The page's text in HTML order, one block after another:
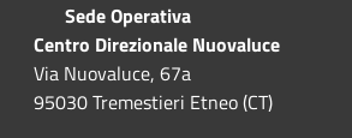
Sede Operativa
Centro Direzionale Nuovaluce
Via Nuovaluce, 67a
95030 Tremestieri Etneo (CT)